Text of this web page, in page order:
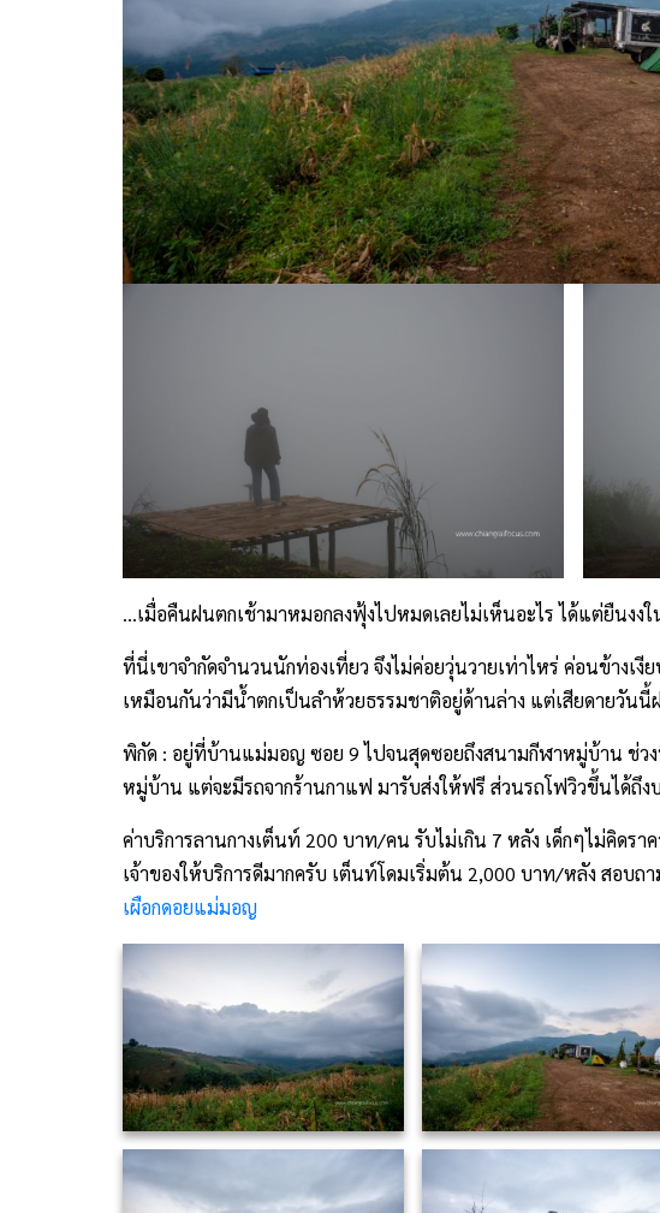
…เมื่อคืนฝนตกเช้ามาหมอกลงฟุ้งไปหมดเลยไม่เห็นอะไร ได้แต่ยืนงง
ที่นี่เขาจำกัดจำนวนนักท่องเที่ยว จึงไม่ค่อยวุ่นวายเท่าไหร่ ค่อนข้างเงี
เหมือนกันว่ามีน้ำตกเป็นลำห้วยธรรมชาติอยู่ด้านล่าง แต่เสียดายวันนี้
พิกัด : อยู่ที่บ้านแม่มอญ ซอย 9 ไปจนสุดซอยถึงสนามกีฬาหมู่บ้าน ช่ว
หมู่บ้าน แต่จะมีรถจากร้านกาแฟ มารับส่งให้ฟรี ส่วนรถโฟวิวขึ้นได้ถึ
ค่าบริการลานกางเต็นท์ 200 บาท/คน รับไม่เกิน 7 หลัง เด็กๆไม่คิดรา
เจ้าของให้บริการดีมากครับ เต็นท์โดมเริ่มต้น 2,000 บาท/หลัง สอบถ
เผือกดอยแม่มอญ